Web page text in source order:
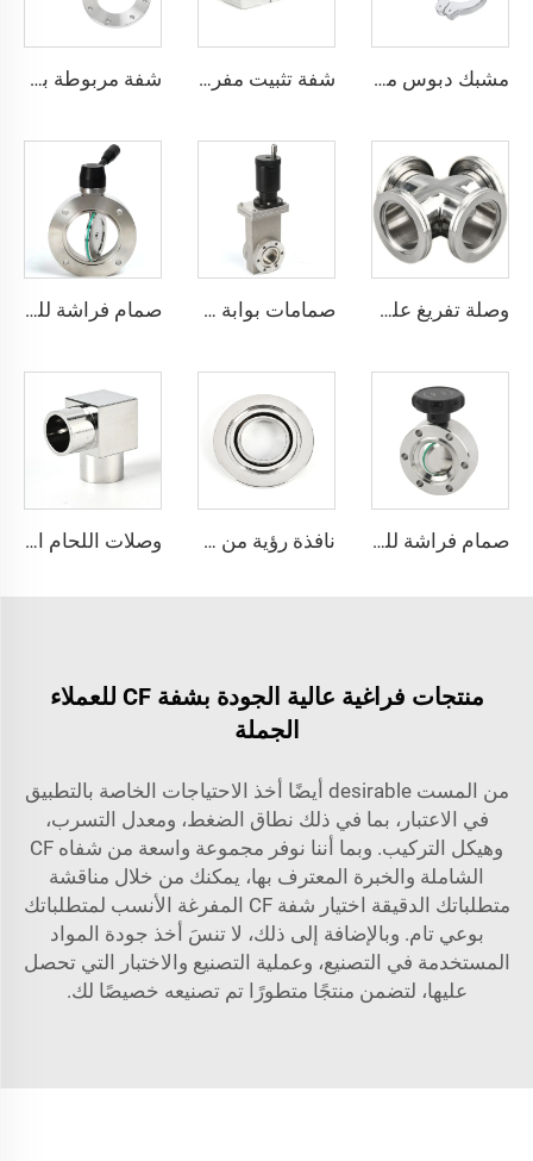
مشبك دبوس مزدوج KF بذيل ألومنيوم وصامولة جناحية من الفولاذ المقاوم للصدأ SS304، شفاطات تفريغ KF16-KF50/NW16/NW50، تركيب من الفولاذ المقاوم للصدأ شفة تثبيت مفردة حسب المعيار ISO من الفولاذ المقاوم للصدأ أو الألومنيوم SS304/ألمنيوم، برغي M8/M10/M12، قطعة توصيل لأنابيب الفراغ عالية الجودة شفة مربوطة ببراغي حسب معيار ISO-F، من الفولاذ المقاوم للصدأ، مقاسات ISO63-ISO500، شفة فارغة لفراغ عالٍ، قطع توصيل فراغية CNC من الفولاذ SS304 وSS316L للمجال أشباع
وصلة تفريغ على شكل صليب ISO-K، شفة صليب ISO-K من الفولاذ المقاوم للصدأ SS304 وSS316L بمقاس ISO63-ISO160، وصلة كبس عالية الجودة بمقاس NW63-160 (وصلة رباعية الاتجاه) صمامات بوابة يدوية هوائية مزدوجة من الفولاذ المقاوم للصدأ SS304 عالية الجودة KF25 KF50 CF25 CF50 للفراغ العالي صمام فراشة للفراغ العالي من الفولاذ المقاوم للصدأ SS304/SS316L، صمام فراشة عالي الجودة حسب المعيار ISO-F63-200، يعمل يدويًا/هوائيًا/كهربائيًا
صمام فراشة للفراغ العالي CF35 من الفولاذ المقاوم للصدأ SS316L وSS304، صمام فراشة يعمل يدويًا مع لوحة دوارة وختم FKM، صمام فراشة للفراغ عالي الجودة نافذة رؤية من الفولاذ المقاوم للصدأ SS304/SS316L، زجاج رؤية بشفة سريعة NW/KF، قطع تجهيز لحام فراغية من الفولاذ المقاوم للصدأ KF16/KF25/KF40/KF50 وصلات اللحام الدقيقة فائقة النقاء، وصلات لحام مرفقية بزاوية 90 درجة من الفولاذ المقاوم للصدأ SS316L، وصلة لحام نهاية عالية النقاء لأنابيب Micro Fit، مرفقات لحام بزاوية 90° من الفولاذ المقاوم للصدأ
منتجات فراغية عالية الجودة بشفة CF للعملاء
الجملة
من المست desirable أيضًا أخذ الاحتياجات الخاصة بالتطبيق
في الاعتبار، بما في ذلك نطاق الضغط، ومعدل التسرب،
وهيكل التركيب. وبما أننا نوفر مجموعة واسعة من شفاه CF
الشاملة والخبرة المعترف بها، يمكنك من خلال مناقشة
متطلباتك الدقيقة اختيار شفة CF المفرغة الأنسب لمتطلباتك
بوعي تام. وبالإضافة إلى ذلك، لا تنسَ أخذ جودة المواد
المستخدمة في التصنيع، وعملية التصنيع والاختبار التي تحصل
عليها، لتضمن منتجًا متطورًا تم تصنيعه خصيصًا لك.